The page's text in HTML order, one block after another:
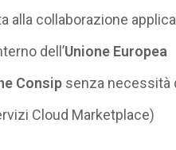
alla collaborazione
dell’Unione Europea
Consipsenza necessità
Cloud Marketplace)